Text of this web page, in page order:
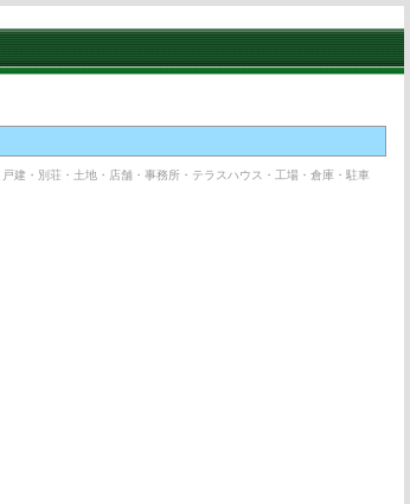
建・別荘・土地・店舗・事務所・テラスハウス・工場・倉庫・駐車